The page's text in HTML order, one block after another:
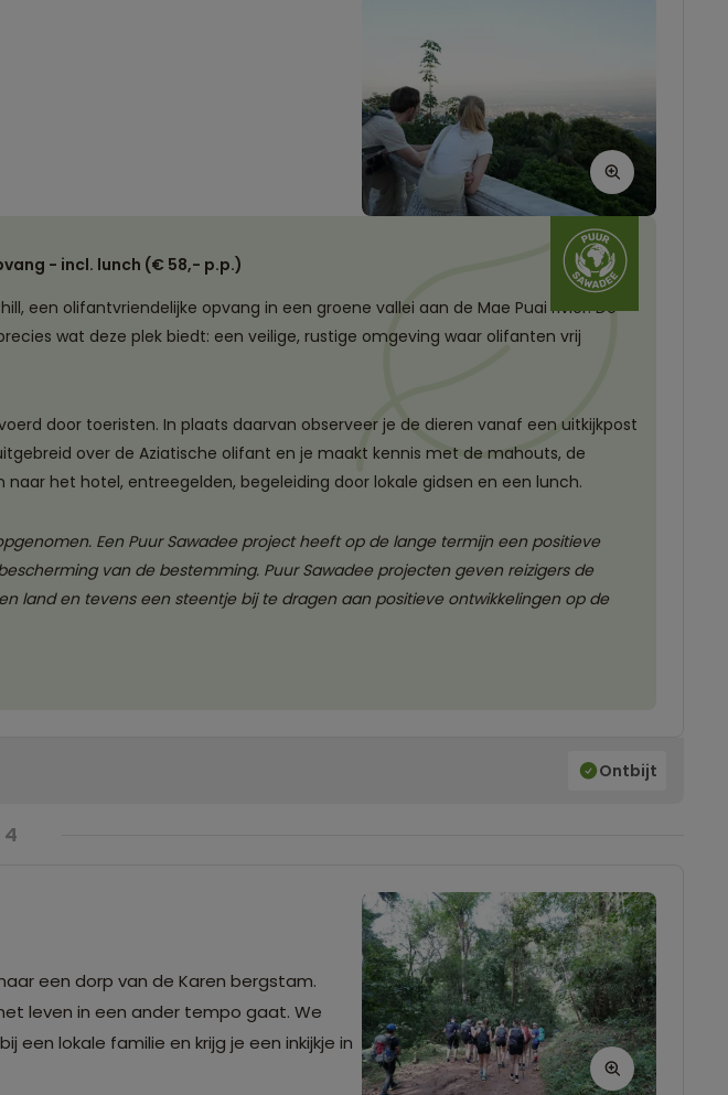
- incl. lunch (€ 58,- p.p.)
een olifantvriendelijke opvang in een groene vallei aan de Mae Puai rivier. De
wat deze plek biedt: een veilige, rustige omgeving waar olifanten vrij
door toeristen. In plaats daarvan observeer je de dieren vanaf een uitkijkpost
over de Aziatische olifant en je maakt kennis met de mahouts, de
het hotel, entreegelden, begeleiding door lokale gidsen en een lunch.
Een Puur Sawadee project heeft op de lange termijn een positieve
van de bestemming. Puur Sawadee projecten geven reizigers de
land en tevens een steentje bij te dragen aan positieve ontwikkelingen op de
Ontbijt
een dorp van de Karen bergstam.
leven in een ander tempo gaat. We
een lokale familie en krijg je een inkijkje in